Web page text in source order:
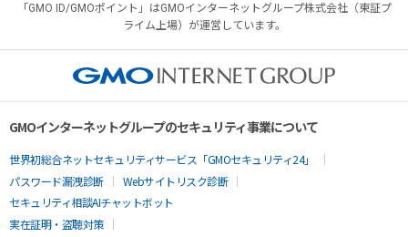
「GMO ID/GMOポイント」はGMOインターネットグループ株式会社（東証プ
ライム上場）が運営しています。
GMOインターネットグループのセキュリティ事業について
世界初総合ネットセキュリティサービス「GMOセキュリティ24」
パスワード漏洩診断
Webサイトリスク診断
セキュリティ相談AIチャットボット
実在証明・盗聴対策